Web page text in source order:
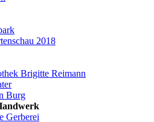
2018
Brigitte Reimann
Burg
Gerberei